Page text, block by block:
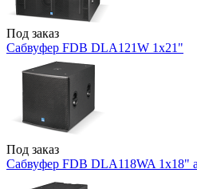
Под заказ
Сабвуфер FDB DLA121W 1x21"
Под заказ
Сабвуфер FDB DLA118WA 1x18"